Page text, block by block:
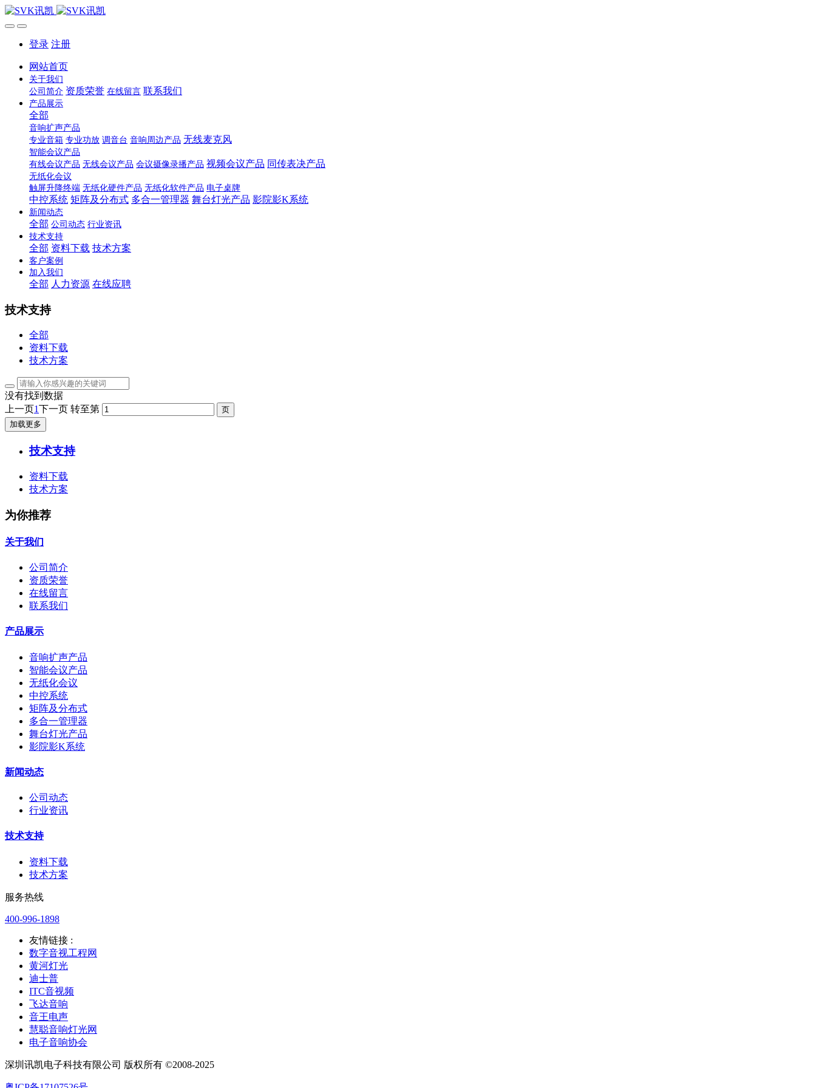
登录 注册
网站首页
关于我们
公司简介 资质荣誉 在线留言 联系我们
产品展示
全部
音响扩声产品
专业音箱 专业功放 调音台 音响周边产品 无线麦克风
智能会议产品
有线会议产品 无线会议产品 会议摄像录播产品 视频会议产品 同传表决产品
无纸化会议
触屏升降终端 无纸化硬件产品 无纸化软件产品 电子桌牌
中控系统 矩阵及分布式 多合一管理器 舞台灯光产品 影院影K系统
新闻动态
全部 公司动态 行业资讯
技术支持
全部 资料下载 技术方案
客户案例
加入我们
全部 人力资源 在线应聘
技术支持
全部
资料下载
技术方案
没有找到数据
上一页1下一页 转至第
加载更多
技术支持
资料下载
技术方案
为你推荐
关于我们
公司简介
资质荣誉
在线留言
联系我们
产品展示
音响扩声产品
智能会议产品
无纸化会议
中控系统
矩阵及分布式
多合一管理器
舞台灯光产品
影院影K系统
新闻动态
公司动态
行业资讯
技术支持
资料下载
技术方案
服务热线
400-996-1898
友情链接 :
数字音视工程网
黄河灯光
迪士普
ITC音视频
飞达音响
音王电声
慧聪音响灯光网
电子音响协会
深圳讯凯电子科技有限公司 版权所有 ©2008-2025